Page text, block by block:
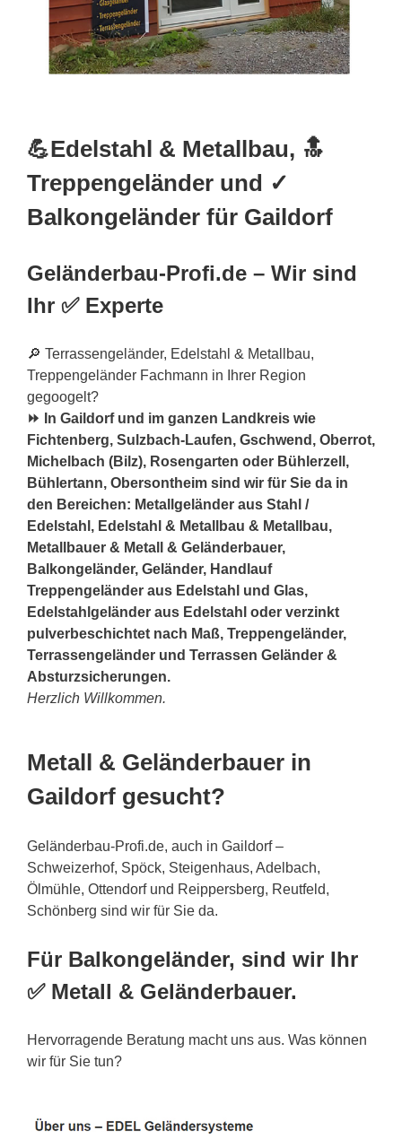
💪Edelstahl & Metallbau, 🔝
Treppengeländer und ✓
Balkongeländer für Gaildorf
Geländerbau-Profi.de – Wir sind
Ihr ✅ Experte
🔎 Terrassengeländer, Edelstahl & Metallbau,
Treppengeländer Fachmann in Ihrer Region
gegoogelt?
⏩ In Gaildorf und im ganzen Landkreis wie
Fichtenberg, Sulzbach-Laufen, Gschwend, Oberrot,
Michelbach (Bilz), Rosengarten oder Bühlerzell,
Bühlertann, Obersontheim sind wir für Sie da in
den Bereichen: Metallgeländer aus Stahl /
Edelstahl, Edelstahl & Metallbau & Metallbau,
Metallbauer & Metall & Geländerbauer,
Balkongeländer, Geländer, Handlauf
Treppengeländer aus Edelstahl und Glas,
Edelstahlgeländer aus Edelstahl oder verzinkt
pulverbeschichtet nach Maß, Treppengeländer,
Terrassengeländer und Terrassen Geländer &
Absturzsicherungen.
Herzlich Willkommen.
Metall & Geländerbauer in
Gaildorf gesucht?
Geländerbau-Profi.de, auch in Gaildorf –
Schweizerhof, Spöck, Steigenhaus, Adelbach,
Ölmühle, Ottendorf und Reippersberg, Reutfeld,
Schönberg sind wir für Sie da.
Für Balkongeländer, sind wir Ihr
✅ Metall & Geländerbauer.
Hervorragende Beratung macht uns aus. Was können
wir für Sie tun?